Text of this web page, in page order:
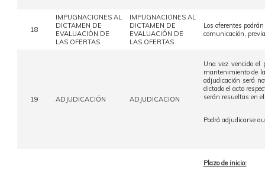
18
IMPUGNACIONES AL
DICTAMEN DE
EVALUACIÒN DE
LAS OFERTAS
IMPUGNACIONES AL
DICTAMEN DE
EVALUACIÓN DE
LAS OFERTAS
Los oferentes
comunicación,
19 ADJUDICACIÓN ADJUDICACION
Una vez vencido el
mantenimiento de
adjudicación será
dictado el acto
serán resueltas en
Podrá adjudicarse
Plazo de inicio: